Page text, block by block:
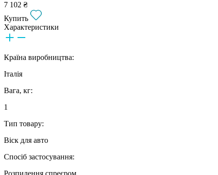
7 102 ₴
Купить
Характеристики
Країна виробництва:
Італія
Вага, кг:
1
Тип товару:
Віск для авто
Спосіб застосування: